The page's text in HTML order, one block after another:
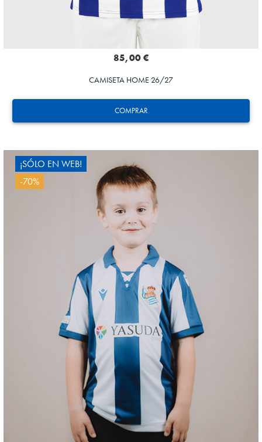
COMPRAR
85,00 €
CAMISETA HOME 26/27
OYARZABAL
10
¡SÓLO EN WEB!
-70%